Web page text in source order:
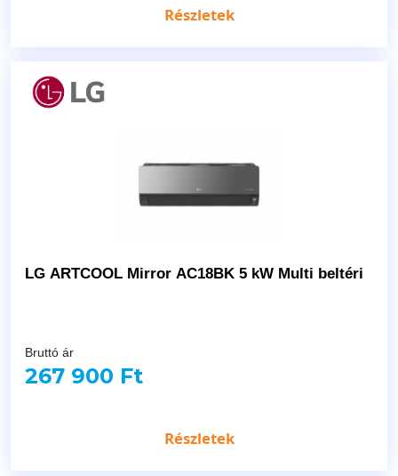
Részletek
LG ARTCOOL Mirror AC18BK 5 kW Multi beltéri
Bruttó ár
267 900 Ft
Részletek